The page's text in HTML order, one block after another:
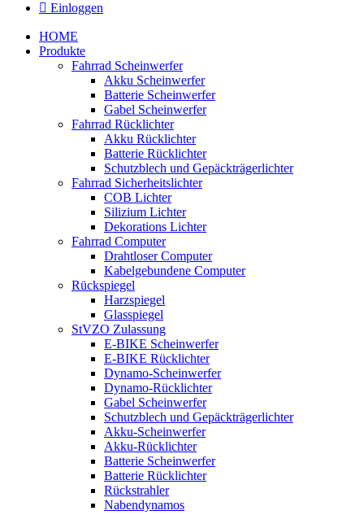
 Einloggen
HOME
Produkte
Fahrrad Scheinwerfer
Akku Scheinwerfer
Batterie Scheinwerfer
Gabel Scheinwerfer
Fahrrad Rücklichter
Akku Rücklichter
Batterie Rücklichter
Schutzblech und Gepäckträgerlichter
Fahrrad Sicherheitslichter
COB Lichter
Silizium Lichter
Dekorations Lichter
Fahrrad Computer
Drahtloser Computer
Kabelgebundene Computer
Rückspiegel
Harzspiegel
Glasspiegel
StVZO Zulassung
E-BIKE Scheinwerfer
E-BIKE Rücklichter
Dynamo-Scheinwerfer
Dynamo-Rücklichter
Gabel Scheinwerfer
Schutzblech und Gepäckträgerlichter
Akku-Scheinwerfer
Akku-Rücklichter
Batterie Scheinwerfer
Batterie Rücklichter
Rückstrahler
Nabendynamos